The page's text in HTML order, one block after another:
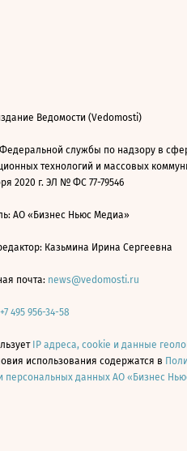
Ведомости (Vedomosti)
службы по надзору в
технологий и массовых
2020 г. ЭЛ № ФС 77-79546
АО «Бизнес Ньюс Медиа»
Казьмина Ирина Сергеевна
почта: news@vedomosti.ru
+7 495 956-34-58
IP адреса, cookie и данные
использования содержатся в
персональных данных АО «Бизнес